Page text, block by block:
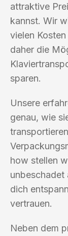
attraktive
kannst. Wir
vielen
daher die
sparen.
Unsere
genau, wie
how stellen
unbeschadet
dich
vertrauen.
Neben dem